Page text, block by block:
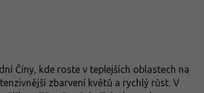
Číny, kde roste v teplejších oblastech na
zbarvení květů a rychlý růst. V